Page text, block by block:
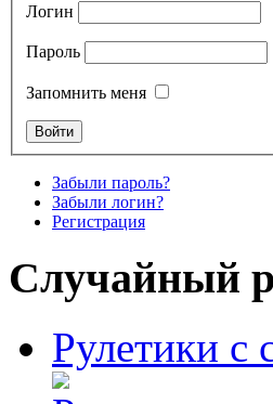
Логин
Пароль
Запомнить меня
Забыли пароль?
Забыли логин?
Регистрация
Случайный
Рулетики с